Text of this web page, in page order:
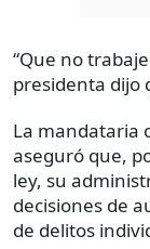
“Que no
presidenta dijo
La mandataria
aseguró que,
ley, su
decisiones de
de delitos